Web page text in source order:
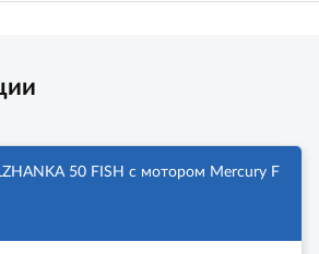
50 FISH с мотором Mercury F